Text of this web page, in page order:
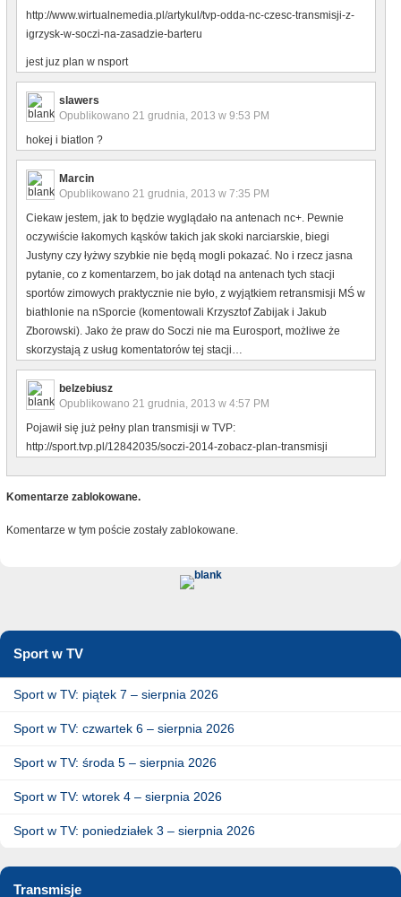
http://www.wirtualnemedia.pl/artykul/tvp-odda-nc-czesc-transmisji-z-
igrzysk-w-soczi-na-zasadzie-barteru
jest juz plan w nsport
slawers
Opublikowano 21 grudnia, 2013 w 9:53 PM
hokej i biatlon ?
Marcin
Opublikowano 21 grudnia, 2013 w 7:35 PM
Ciekaw jestem, jak to będzie wyglądało na antenach nc+. Pewnie
oczywiście łakomych kąsków takich jak skoki narciarskie, biegi
Justyny czy łyżwy szybkie nie będą mogli pokazać. No i rzecz jasna
pytanie, co z komentarzem, bo jak dotąd na antenach tych stacji
sportów zimowych praktycznie nie było, z wyjątkiem retransmisji MŚ w
biathlonie na nSporcie (komentowali Krzysztof Zabijak i Jakub
Zborowski). Jako że praw do Soczi nie ma Eurosport, możliwe że
skorzystają z usług komentatorów tej stacji…
belzebiusz
Opublikowano 21 grudnia, 2013 w 4:57 PM
Pojawił się już pełny plan transmisji w TVP:
http://sport.tvp.pl/12842035/soczi-2014-zobacz-plan-transmisji
Komentarze zablokowane.
Komentarze w tym poście zostały zablokowane.
Sport w TV
Sport w TV: piątek 7 – sierpnia 2026
Sport w TV: czwartek 6 – sierpnia 2026
Sport w TV: środa 5 – sierpnia 2026
Sport w TV: wtorek 4 – sierpnia 2026
Sport w TV: poniedziałek 3 – sierpnia 2026
Transmisje